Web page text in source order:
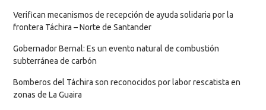
Verifican mecanismos de recepción de ayuda solidaria por la
frontera Táchira – Norte de Santander
Gobernador Bernal: Es un evento natural de combustión
subterránea de carbón
Bomberos del Táchira son reconocidos por labor rescatista en
zonas de La Guaira